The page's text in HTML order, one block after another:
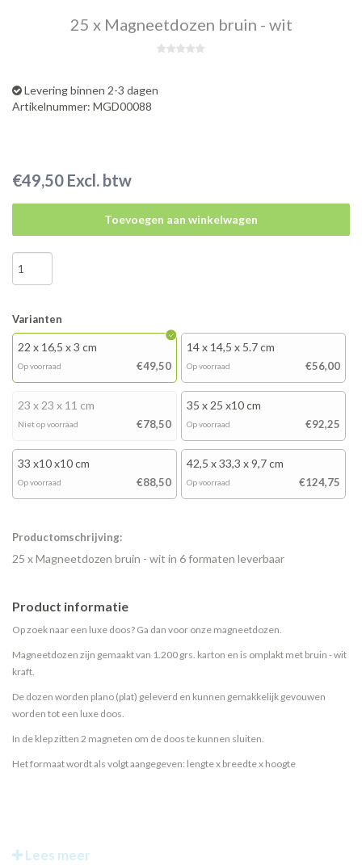
25 x Magneetdozen bruin - wit
Levering binnen 2-3 dagen
Artikelnummer: MGD00088
€49,50 Excl. btw
Toevoegen aan winkelwagen
Varianten
22 x 16,5 x 3 cm
€49,50
Op voorraad
14 x 14,5 x 5.7 cm
€56,00
Op voorraad
23 x 23 x 11 cm
€78,50
Niet op voorraad
35 x 25 x10 cm
€92,25
Op voorraad
33 x10 x10 cm
€88,50
Op voorraad
42,5 x 33,3 x 9,7 cm
€124,75
Op voorraad
Productomschrijving:
25 x Magneetdozen bruin - wit in 6 formaten leverbaar
Product informatie
Op zoek naar een luxe doos? Ga dan voor onze magneetdozen.
Magneetdozen zijn gemaakt van 1.200 grs. karton en is omplakt met bruin - wit
kraft.
De dozen worden plano (plat) geleverd en kunnen gemakkelijk gevouwen
worden tot een luxe doos.
In de klep zitten 2 magneten om de doos te kunnen sluiten.
Het formaat wordt als volgt aangegeven: lengte x breedte x hoogte
Lees meer